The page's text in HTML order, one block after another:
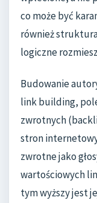
co może być
również
logiczne
Budowanie
link building,
zwrotnych
stron
zwrotne jako
wartościowych
tym wyższy jest